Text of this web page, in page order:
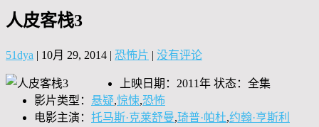
人皮客栈3
51dya | 10月 29, 2014 | 恐怖片 | 没有评论
上映日期：2011年 状态：全集
影片类型： 悬疑,惊悚,恐怖
电影主演： 托马斯·克莱舒曼,琦普·帕杜,约翰·亨斯利